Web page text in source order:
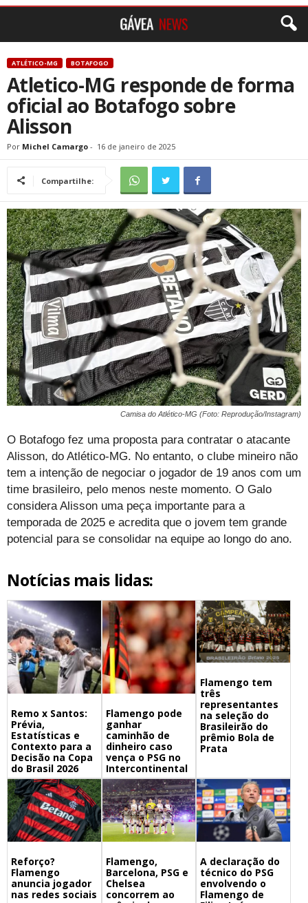
ATLÉTICO-MG BOTAFOGO
Atletico-MG responde de forma
oficial ao Botafogo sobre
Alisson
Por Michel Camargo - 16 de janeiro de 2025
Compartilhe:
Camisa do Atlético-MG (Foto: Reprodução/Instagram)
O Botafogo fez uma proposta para contratar o atacante
Alisson, do Atlético-MG. No entanto, o clube mineiro não
tem a intenção de negociar o jogador de 19 anos com um
time brasileiro, pelo menos neste momento. O Galo
considera Alisson uma peça importante para a
temporada de 2025 e acredita que o jovem tem grande
potencial para se consolidar na equipe ao longo do ano.
Notícias mais lidas:
Remo x Santos:
Prévia,
Estatísticas e
Contexto para a
Decisão na Copa
do Brasil 2026
Flamengo pode
ganhar
caminhão de
dinheiro caso
vença o PSG no
Intercontinental
Flamengo tem
três
representantes
na seleção do
Brasileirão do
prêmio Bola de
Prata
Reforço?
Flamengo
anuncia jogador
nas redes sociais
Flamengo,
Barcelona, PSG e
Chelsea
concorrem ao
A declaração do
técnico do PSG
envolvendo o
Flamengo de